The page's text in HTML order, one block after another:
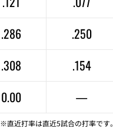
.286
.250
.308
.154
0.00 —
※直近打率は直近5試合の打率です。